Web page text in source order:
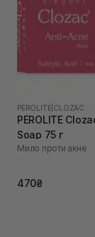
PEROLITE CLOZAC
PEROLITE
Soap 75 г
Мило проти акне
470₴